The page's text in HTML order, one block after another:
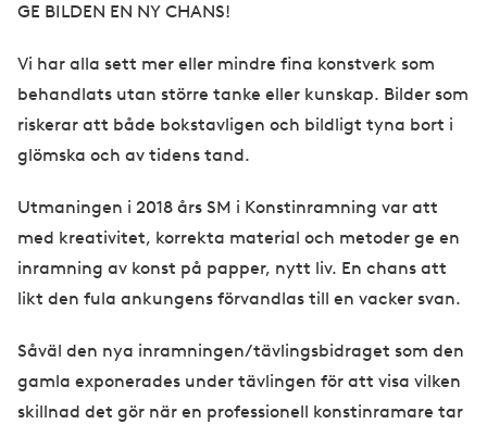
GE BILDEN EN NY CHANS!
Vi har alla sett mer eller mindre fina konstverk som
behandlats utan större tanke eller kunskap. Bilder som
riskerar att både bokstavligen och bildligt tyna bort i
glömska och av tidens tand.
Utmaningen i 2018 års SM i Konstinramning var att
med kreativitet, korrekta material och metoder ge en
inramning av konst på papper, nytt liv. En chans att
likt den fula ankungens förvandlas till en vacker svan.
Såväl den nya inramningen/tävlingsbidraget som den
gamla exponerades under tävlingen för att visa vilken
skillnad det gör när en professionell konstinramare tar